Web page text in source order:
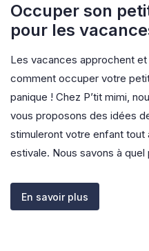
Occuper son
pour les
Les vacances approchent
comment occuper votre
panique ! Chez P’tit mimi,
vous proposons des idées
stimuleront votre enfant
estivale. Nous savons à quel
En savoir plus